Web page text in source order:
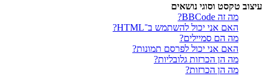
עיצוב טקסט וסוגי נושאים
מה זה BBCode?
האם אני יכול להשתמש ב־HTML?
מה הם סמיילים?
האם אני יכול לפרסם תמונות?
מה הן הכרזות גלובליות?
מה הן הכרזות?